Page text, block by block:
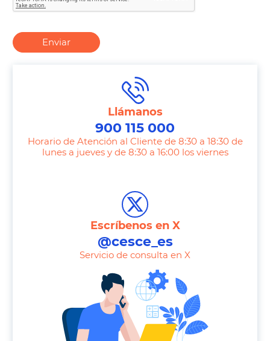
Llámanos
900 115 000
Horario de Atención al Cliente de 8:30 a 18:30 de
lunes a jueves y de 8:30 a 16:00 los viernes
Escríbenos en X
@cesce_es
Servicio de consulta en X
Enviar